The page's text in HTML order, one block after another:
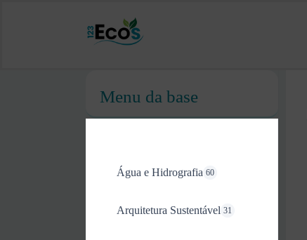
Menu da base
Água e Hidrografia 60
Arquitetura Sustentável 31